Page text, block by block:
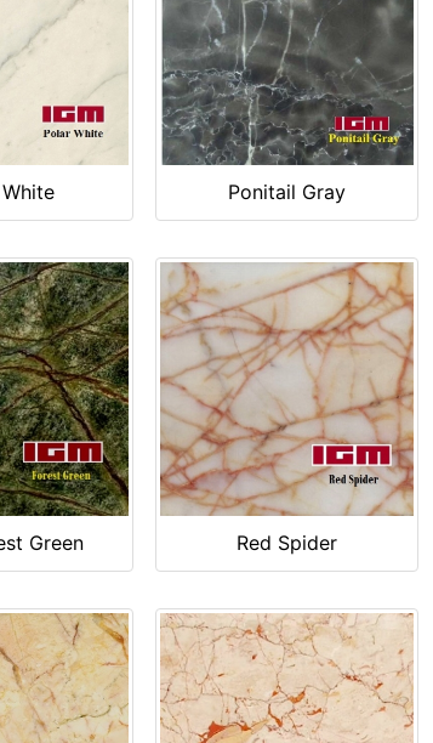
Ponitail Gray
Green Red Spider